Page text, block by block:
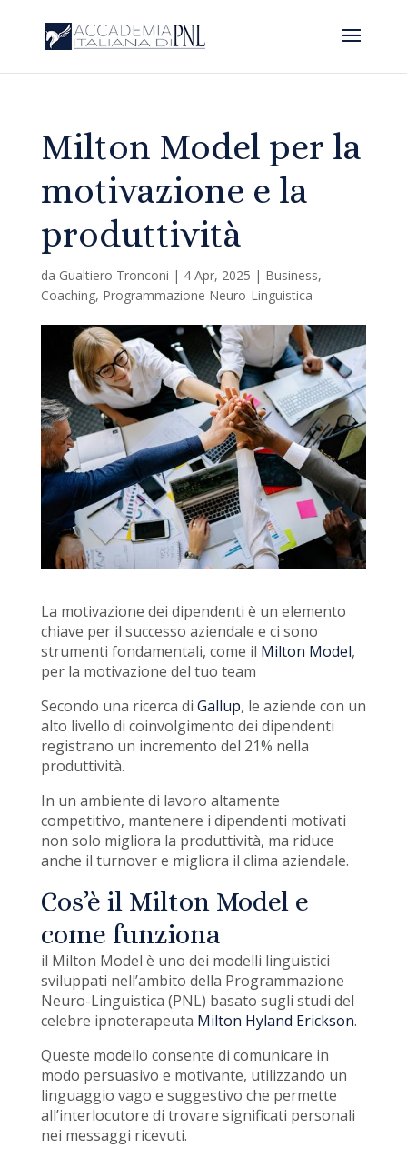
Milton Model per la
motivazione e la
produttività
da Gualtiero Tronconi | 4 Apr, 2025 | Business,
Coaching, Programmazione Neuro-Linguistica
La motivazione dei dipendenti è un elemento
chiave per il successo aziendale e ci sono
strumenti fondamentali, come il Milton Model,
per la motivazione del tuo team
Secondo una ricerca di Gallup, le aziende con un
alto livello di coinvolgimento dei dipendenti
registrano un incremento del 21% nella
produttività.
In un ambiente di lavoro altamente
competitivo, mantenere i dipendenti motivati
non solo migliora la produttività, ma riduce
anche il turnover e migliora il clima aziendale.
Cos’è il Milton Model e
come funziona
il Milton Model è uno dei modelli linguistici
sviluppati nell’ambito della Programmazione
Neuro-Linguistica (PNL) basato sugli studi del
celebre ipnoterapeuta Milton Hyland Erickson.
Queste modello consente di comunicare in
modo persuasivo e motivante, utilizzando un
linguaggio vago e suggestivo che permette
all’interlocutore di trovare significati personali
nei messaggi ricevuti.